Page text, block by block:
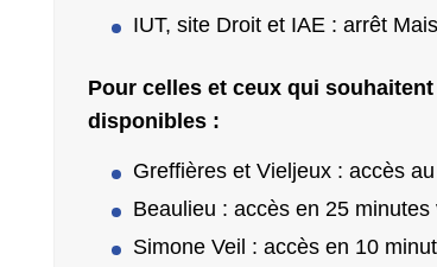
IUT, site Droit et IAE : arrêt
Pour celles et ceux qui
disponibles :
Greffières et Vieljeux : accès
Beaulieu : accès en 25
Simone Veil : accès en 10